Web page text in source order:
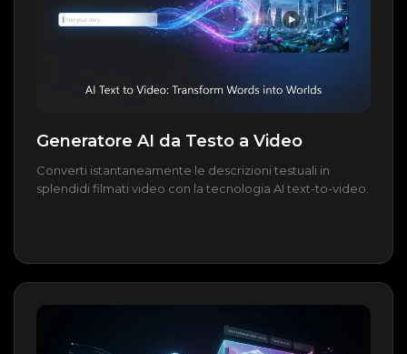
Generatore AI da Testo a Video
Converti istantaneamente le descrizioni testuali in
splendidi filmati video con la tecnologia AI text-to-video.